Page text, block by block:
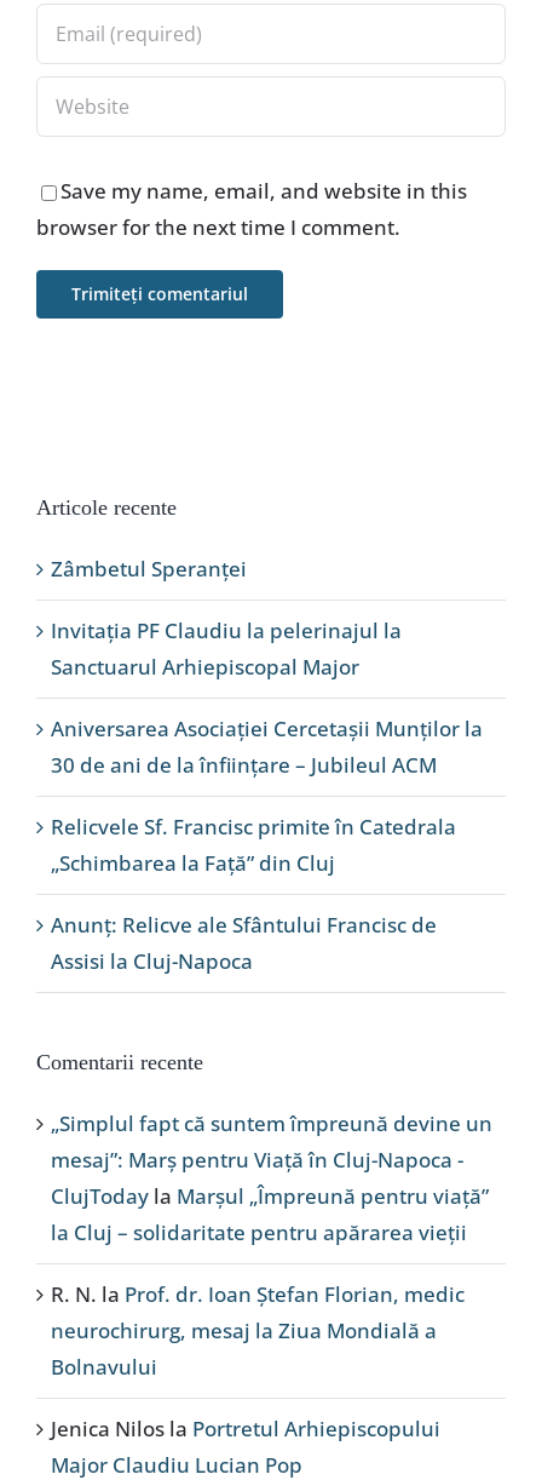
Save my name, email, and website in this
browser for the next time I comment.
Articole recente
Zâmbetul Speranței
Invitația PF Claudiu la pelerinajul la
Sanctuarul Arhiepiscopal Major
Aniversarea Asociației Cercetașii Munților la
30 de ani de la înființare – Jubileul ACM
Relicvele Sf. Francisc primite în Catedrala
„Schimbarea la Față” din Cluj
Anunț: Relicve ale Sfântului Francisc de
Assisi la Cluj-Napoca
Comentarii recente
„Simplul fapt că suntem împreună devine un
mesaj”: Marș pentru Viață în Cluj-Napoca -
ClujToday la Marșul „Împreună pentru viață”
la Cluj – solidaritate pentru apărarea vieții
R. N. la Prof. dr. Ioan Ștefan Florian, medic
neurochirurg, mesaj la Ziua Mondială a
Bolnavului
Jenica Nilos la Portretul Arhiepiscopului
Major Claudiu Lucian Pop